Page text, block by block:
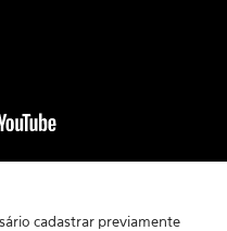
cadastrar previamente